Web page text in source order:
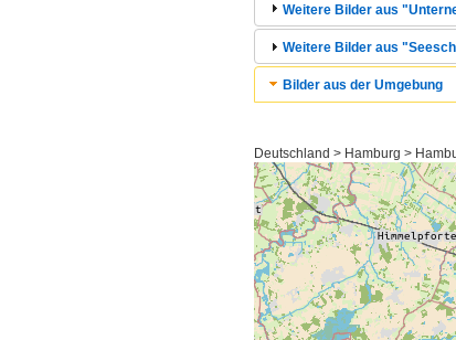
Weitere Bilder aus
Weitere Bilder aus
Bilder aus der Umgebung
Deutschland > Hamburg >